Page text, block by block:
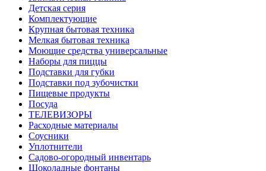
Детская серия
Комплектующие
Крупная бытовая техника
Мелкая бытовая техника
Моющие средства универсальные
Наборы для пиццы
Подставки для губки
Подставки под зубочистки
Пищевые продукты
Посуда
ТЕЛЕВИЗОРЫ
Расходные материалы
Соусники
Уплотнители
Садово-огородный инвентарь
Шоколадные фонтаны